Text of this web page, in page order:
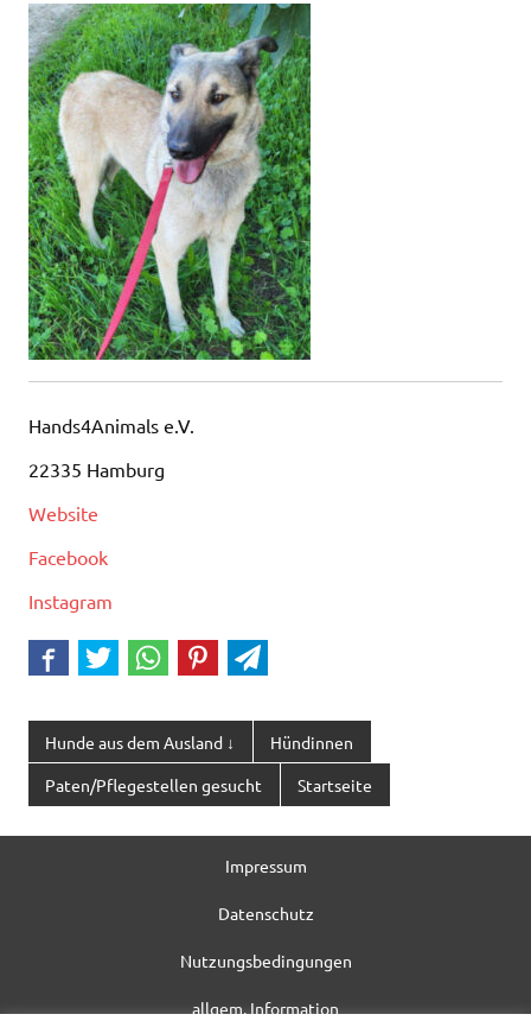
Hands4Animals e.V.
22335 Hamburg
Website
Facebook
Instagram
Hunde aus dem Ausland ↓ Hündinnen
Paten/Pflegestellen gesucht Startseite
Impressum
Datenschutz
Nutzungsbedingungen
allgem. Information